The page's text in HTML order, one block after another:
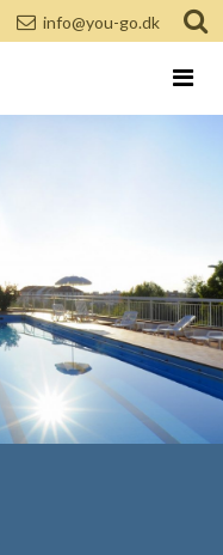
info@you-go.dk